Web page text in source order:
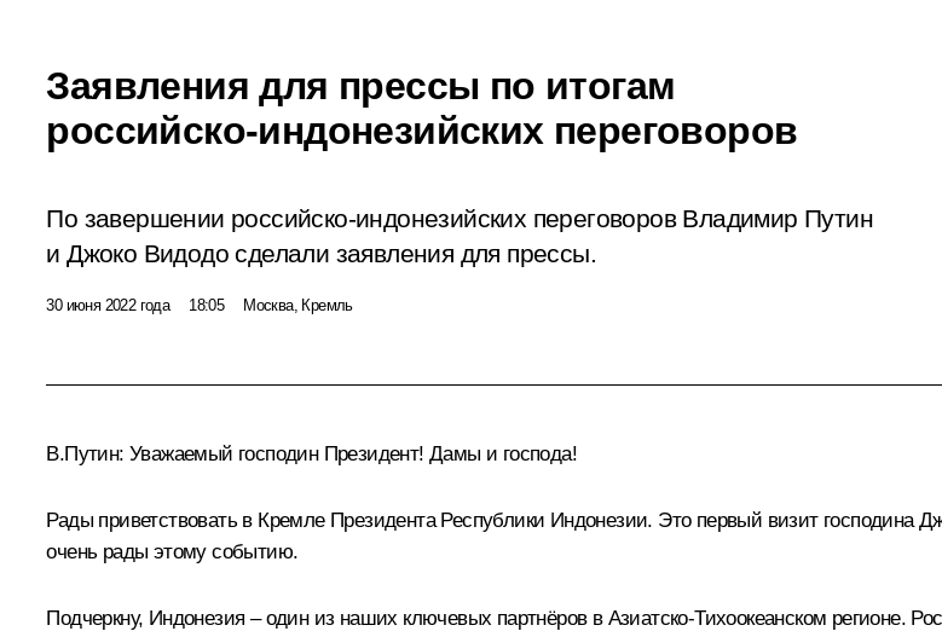
Заявления для прессы по итогам
российско-индонезийских переговоров
По завершении российско-индонезийских переговоров Владимир Путин
и Джоко Видодо сделали заявления для прессы.
30 июня 2022 года 18:05 Москва, Кремль
В.Путин: Уважаемый господин Президент! Дамы и господа!
Рады приветствовать в Кремле Президента Республики Индонезии. Это первый визит господина
очень рады этому событию.
Подчеркну, Индонезия – один из наших ключевых партнёров в Азиатско-Тихоокеанском регионе.